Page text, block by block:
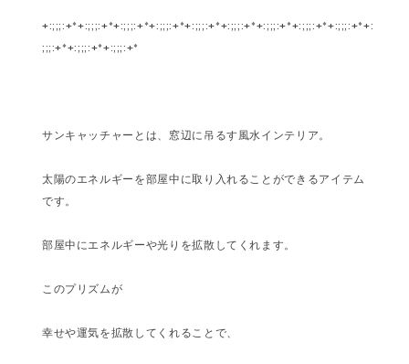
+:;;;:+*+:;;;:+*+:;;;:+*+:;;;:+*+:;;;:+*+:;;;:+*+:;;;:+*+:;;;:+*+:;;;:+*+:
;;;:+*+:;;;:+*+:;;;:+*
サンキャッチャーとは、窓辺に吊るす風水インテリア。
太陽のエネルギーを部屋中に取り入れることができるアイテム
です。
部屋中にエネルギーや光りを拡散してくれます。
このプリズムが
幸せや運気を拡散してくれることで、